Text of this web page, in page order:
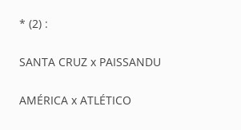
* (2) :
SANTA CRUZ x PAISSANDU
AMÉRICA x ATLÉTICO